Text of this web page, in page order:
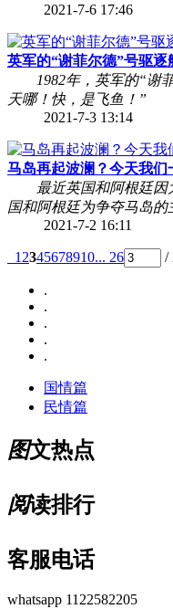
2021-7-6 17:46
英军的“谢菲尔德”号驱
1982年，英军的“谢菲
天哪！快，是飞鱼！”
2021-7-3 13:14
马岛再起波澜？今天我们
最近英国和阿根廷因
国和阿根廷为争夺马岛的
2021-7-2 16:11
1 2345678910... 26 /
.
.
.
.
.
国情篇
民情篇
图文热点
阅读排行
客服电话
whatsapp 1122582205